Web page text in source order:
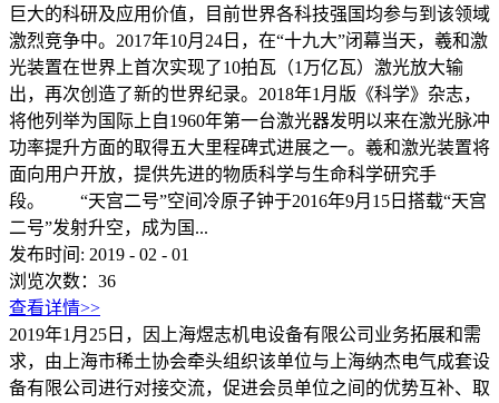
巨大的科研及应用价值，目前世界各科技强国均参与到该领域
激烈竞争中。2017年10月24日，在“十九大”闭幕当天，羲和激
光装置在世界上首次实现了10拍瓦（1万亿瓦）激光放大输
出，再次创造了新的世界纪录。2018年1月版《科学》杂志，
将他列举为国际上自1960年第一台激光器发明以来在激光脉冲
功率提升方面的取得五大里程碑式进展之一。羲和激光装置将
面向用户开放，提供先进的物质科学与生命科学研究手
段。 “天宫二号”空间冷原子钟于2016年9月15日搭载“天宫
二号”发射升空，成为国...
发布时间: 2019 - 02 - 01
浏览次数： 36
查看详情>>
2019年1月25日，因上海煜志机电设备有限公司业务拓展和需
求，由上海市稀土协会牵头组织该单位与上海纳杰电气成套设
备有限公司进行对接交流，促进会员单位之间的优势互补、取